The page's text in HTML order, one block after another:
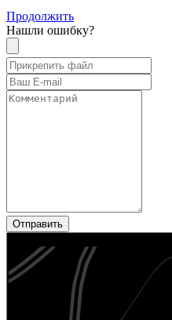
Продолжить
Нашли ошибку?